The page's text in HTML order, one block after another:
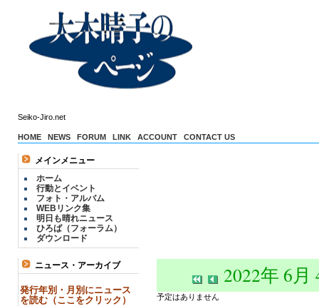
Seiko-Jiro.net
HOME NEWS FORUM LINK ACCOUNT CONTACT US
メインメニュー
ホーム
行動とイベント
フォト・アルバム
WEBリンク集
明日も晴れニュース
ひろば（フォーラム）
ダウンロード
ニュース・アーカイブ
発行年別・月別にニュース
を読む（ここをクリック）
2022年 6月
予定はありません